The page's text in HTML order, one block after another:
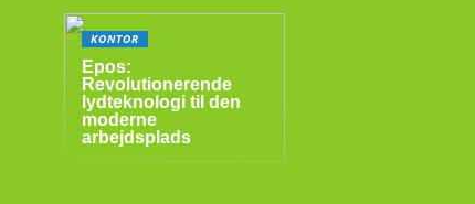
KONTOR
Epos:
Revolutionerende
lydteknologi til den
moderne
arbejdsplads